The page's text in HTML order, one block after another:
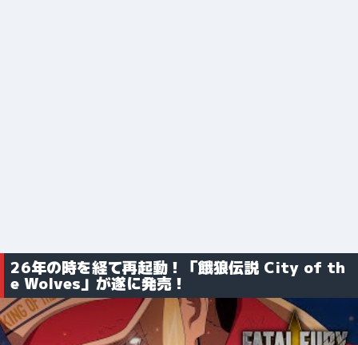
26年の時を経て再起動！「餓狼伝説 City of th
e Wolves」が遂に発売！